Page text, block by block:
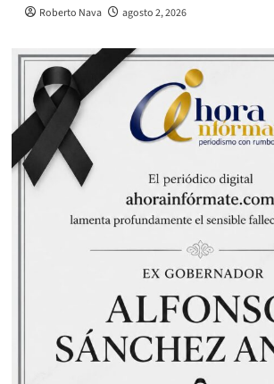
Roberto Nava agosto 2, 2026